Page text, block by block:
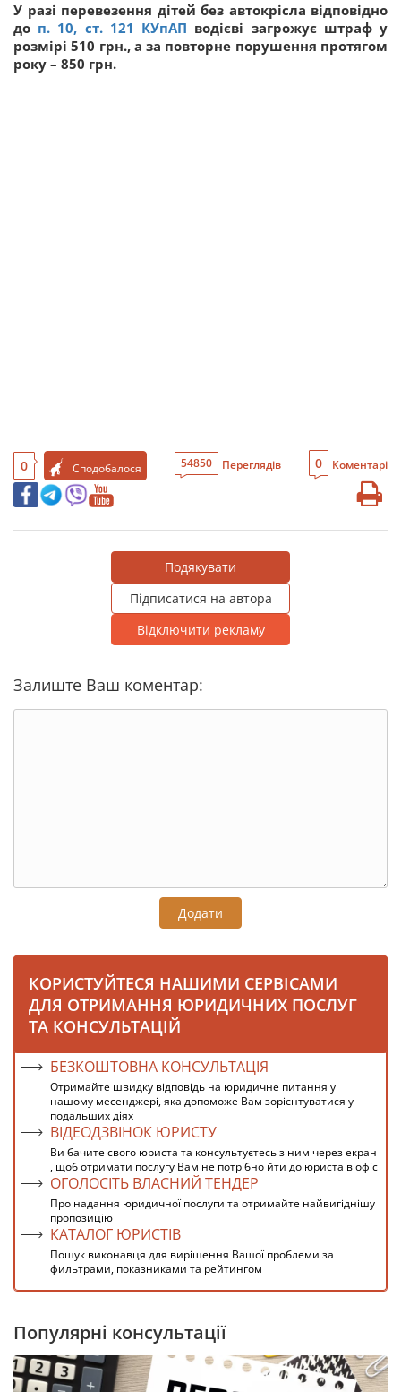
У разі перевезення дітей без автокрісла відповідно
до п. 10, ст.121 КУпАП водієві загрожує штраф у
розмірі 510 грн., а за повторне порушення протягом
року – 850 грн.
0 Сподобалося 54850 Переглядів 0 Коментарі
Подякувати
Підписатися на автора
Відключити рекламу
Залиште Ваш коментар:
Додати
КОРИСТУЙТЕСЯ НАШИМИ СЕРВІСАМИ
ДЛЯ ОТРИМАННЯ ЮРИДИЧНИХ ПОСЛУГ
ТА КОНСУЛЬТАЦІЙ
БЕЗКОШТОВНА КОНСУЛЬТАЦІЯ
Отримайте швидку відповідь на юридичне питання у
нашому месенджері, яка допоможе Вам зорієнтуватися у
подальших діях
ВІДЕОДЗВІНОК ЮРИСТУ
Ви бачите свого юриста та консультуєтесь з ним через екран
, щоб отримати послугу Вам не потрібно йти до юриста в офіс
ОГОЛОСІТЬ ВЛАСНИЙ ТЕНДЕР
Про надання юридичної послуги та отримайте найвигіднішу
пропозицію
КАТАЛОГ ЮРИСТІВ
Пошук виконавця для вирішення Вашої проблеми за
фильтрами, показниками та рейтингом
Популярні консультації